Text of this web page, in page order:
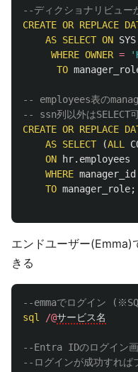
--ディクショナリビュー
CREATE OR REPLACE
AS SELECT ON SYS
WHERE OWNER =
TO
-- employees表の
-- ssn列以外はSELECT
CREATE OR REPLACE
AS SELECT (ALL
ON
hr. employees
WHERE manager_id
TO manager_role;
エンドユーザー(Emma)
きる
--emmaでログイン
sql
/@サービス名
--Entra IDのログイン画
--ログインが成功すれば